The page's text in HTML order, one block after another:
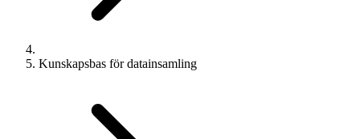
Kunskapsbas för datainsamling